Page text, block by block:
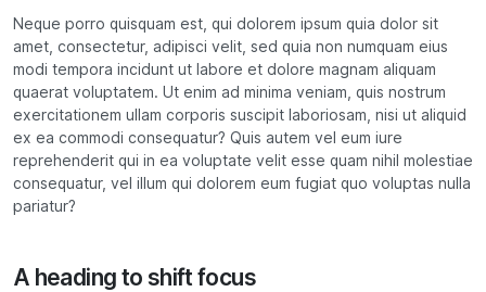
Neque porro quisquam est, qui dolorem ipsum quia dolor sit
amet, consectetur, adipisci velit, sed quia non numquam eius
modi tempora incidunt ut labore et dolore magnam aliquam
quaerat voluptatem. Ut enim ad minima veniam, quis nostrum
exercitationem ullam corporis suscipit laboriosam, nisi ut aliquid
ex ea commodi consequatur? Quis autem vel eum iure
reprehenderit qui in ea voluptate velit esse quam nihil molestiae
consequatur, vel illum qui dolorem eum fugiat quo voluptas nulla
pariatur?
A heading to shift focus